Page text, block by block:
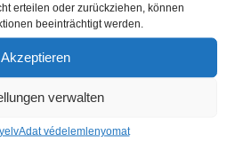
erteilen oder zurückziehen, können
beeinträchtigt werden.
Akzeptieren
verwalten
Adat védelemlenyomat